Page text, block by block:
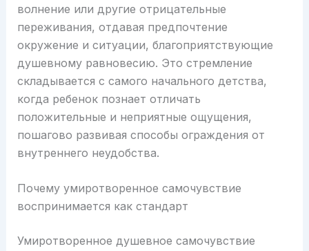
волнение или другие отрицательные
переживания, отдавая предпочтение
окружение и ситуации, благоприятствующие
душевному равновесию. Это стремление
складывается с самого начального детства,
когда ребенок познает отличать
положительные и неприятные ощущения,
пошагово развивая способы ограждения от
внутреннего неудобства.
Почему умиротворенное самочувствие
воспринимается как стандарт
Умиротворенное душевное самочувствие